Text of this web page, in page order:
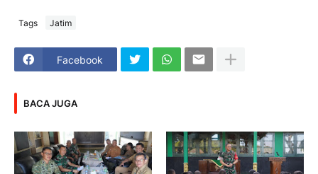
Tags Jatim
Facebook
BACA JUGA